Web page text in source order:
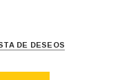
DE DESEOS